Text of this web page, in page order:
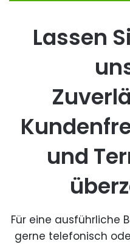
Lassen
und
Für eine ausführliche
gerne telefonisch